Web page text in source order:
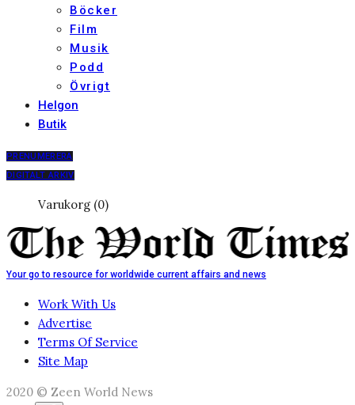
Böcker
Film
Musik
Podd
Övrigt
Helgon
Butik
PRENUMERERA
DIGITALT ARKIV
Varukorg (0)
Your go to resource for worldwide current affairs and news
Work With Us
Advertise
Terms Of Service
Site Map
2020 © Zeen World News